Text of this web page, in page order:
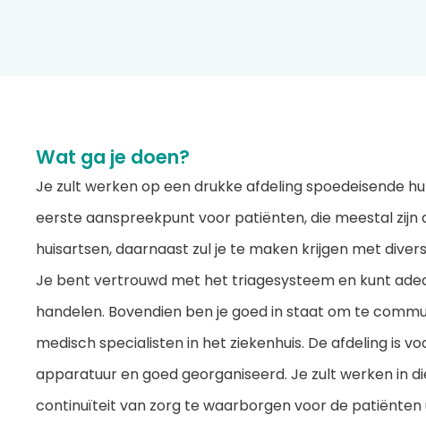
Wat ga je doen?
Je zult werken op een drukke afdeling spoedeisende
eerste aanspreekpunt voor patiënten, die meestal zijn
huisartsen, daarnaast zul je te maken krijgen met
Je bent vertrouwd met het triagesysteem en kunt
handelen. Bovendien ben je goed in staat om te
medisch specialisten in het ziekenhuis. De afdeling is
apparatuur en goed georganiseerd. Je zult werken in
continuïteit van zorg te waarborgen voor de patiënten